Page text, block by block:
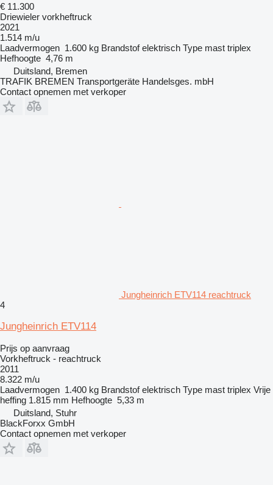
€ 11.300
Driewieler vorkheftruck
2021
1.514 m/u
Laadvermogen 1.600 kg Brandstof elektrisch Type mast triplex
Hefhoogte 4,76 m
Duitsland, Bremen
TRAFIK BREMEN Transportgeräte Handelsges. mbH
Contact opnemen met verkoper
Jungheinrich ETV114 reachtruck
4
Jungheinrich ETV114
Prijs op aanvraag
Vorkheftruck - reachtruck
2011
8.322 m/u
Laadvermogen 1.400 kg Brandstof elektrisch Type mast triplex Vrije
heffing 1.815 mm Hefhoogte 5,33 m
Duitsland, Stuhr
BlackForxx GmbH
Contact opnemen met verkoper